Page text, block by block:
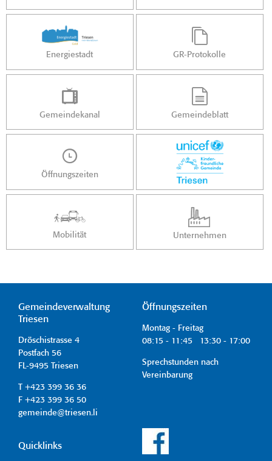
Energiestadt GR-Protokolle
Gemeindekanal Gemeindeblatt
Öffnungszeiten
Mobilität Unternehmen
Gemeindeverwaltung
Triesen
Dröschistrasse 4
Postfach 56
FL-9495 Triesen
T +423 399 36 36
F +423 399 36 50
gemeinde@triesen.li
Öffnungszeiten
Montag - Freitag
08:15 - 11:45 13:30 - 17:00
Sprechstunden nach
Vereinbarung
Quicklinks